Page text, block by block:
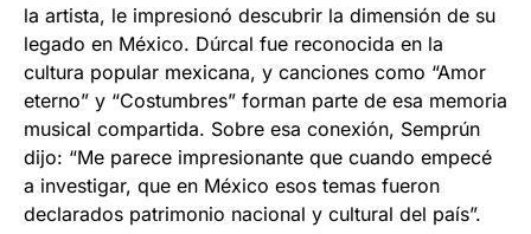
la artista, le impresionó descubrir la dimensión de su
legado en México. Dúrcal fue reconocida en la
cultura popular mexicana, y canciones como “Amor
eterno” y “Costumbres” forman parte de esa memoria
musical compartida. Sobre esa conexión, Semprún
dijo: “Me parece impresionante que cuando empecé
a investigar, que en México esos temas fueron
declarados patrimonio nacional y cultural del país”.